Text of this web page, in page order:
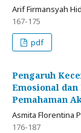
Arif Firmansyah
167-175
pdf
Pengaruh
Emosional
Pemahaman
Asmita Florentina
176-187